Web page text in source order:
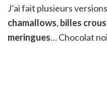
J’ai fait plusieurs
chamallows, billes
meringues… Chocolat